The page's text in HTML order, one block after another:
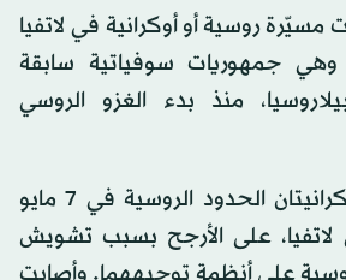
روسية أو أوكرانية في لاتفيا
وهي جمهوريات سوفياتية سابقة
منذ بدء الغزو الروسي
وعبرت مسيّرتان أوكرانيتان الحدود الروسية في 7 مايو
لاتفيا، على الأرجح بسبب تشويش
على أنظمة توجيههما. وأصابت